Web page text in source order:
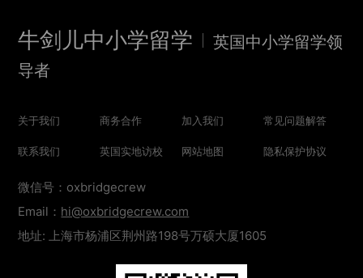
牛剑儿中小学留学
英国中小学留学领
导者
关于我们 商务合作 加入我们 常见问题解答
联系我们 英国实地访校 网站地图 隐私保护协议
微信号：oxbridgecrew
Email： hi@oxbridgecrew.com
地址: 上海市杨浦区荆州路198号万硕大厦1605